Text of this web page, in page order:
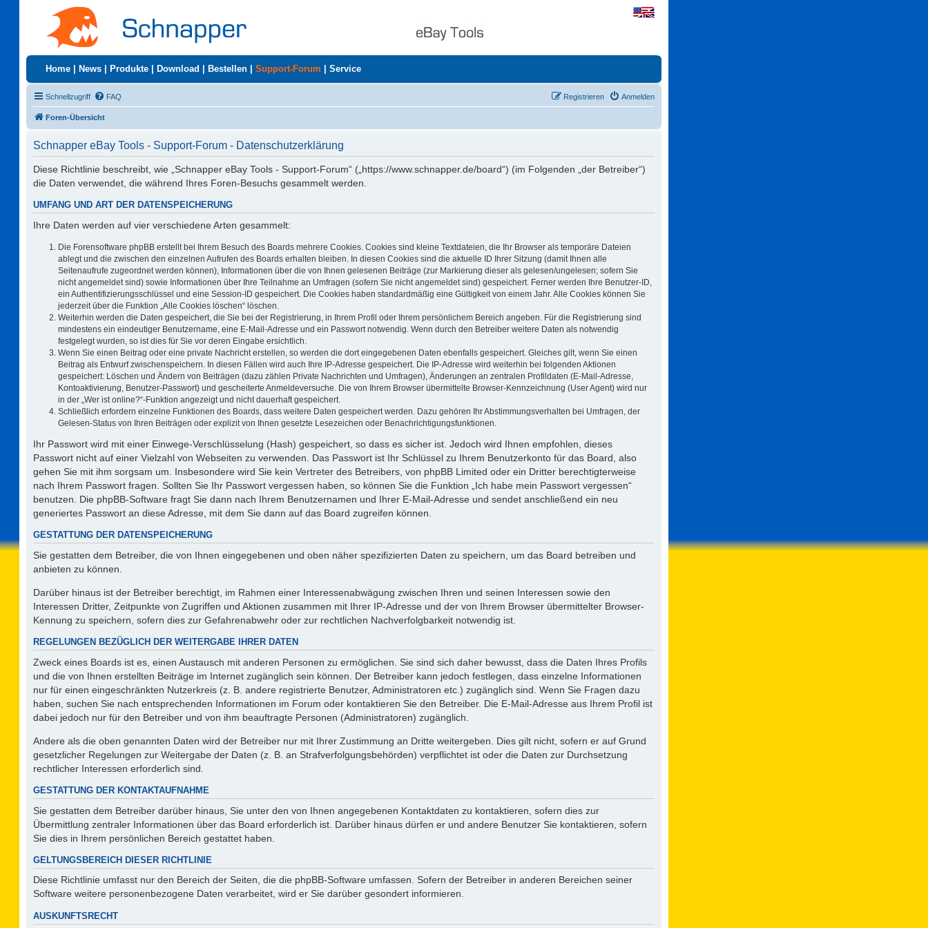
Home News Produkte Download Bestellen Support-Forum Service
Schnellzugriff FAQ Anmelden
Registrieren
Foren-Übersicht
Schnapper eBay Tools - Support-Forum - Datenschutzerklärung
Diese Richtlinie beschreibt, wie „Schnapper eBay Tools - Support-Forum“ („https://www.schnapper.de/board“) (im Folgenden „der Betreiber“)
die Daten verwendet, die während Ihres Foren-Besuchs gesammelt werden.
UMFANG UND ART DER DATENSPEICHERUNG
Ihre Daten werden auf vier verschiedene Arten gesammelt:
Die Forensoftware phpBB erstellt bei Ihrem Besuch des Boards mehrere Cookies. Cookies sind kleine Textdateien, die Ihr Browser als temporäre Dateien
ablegt und die zwischen den einzelnen Aufrufen des Boards erhalten bleiben. In diesen Cookies sind die aktuelle ID Ihrer Sitzung (damit Ihnen alle
Seitenaufrufe zugeordnet werden können), Informationen über die von Ihnen gelesenen Beiträge (zur Markierung dieser als gelesen/ungelesen; sofern Sie
nicht angemeldet sind) sowie Informationen über Ihre Teilnahme an Umfragen (sofern Sie nicht angemeldet sind) gespeichert. Ferner werden Ihre Benutzer-ID,
ein Authentifizierungsschlüssel und eine Session-ID gespeichert. Die Cookies haben standardmäßig eine Gültigkeit von einem Jahr. Alle Cookies können Sie
jederzeit über die Funktion „Alle Cookies löschen“ löschen.
Weiterhin werden die Daten gespeichert, die Sie bei der Registrierung, in Ihrem Profil oder Ihrem persönlichem Bereich angeben. Für die Registrierung sind
mindestens ein eindeutiger Benutzername, eine E-Mail-Adresse und ein Passwort notwendig. Wenn durch den Betreiber weitere Daten als notwendig
festgelegt wurden, so ist dies für Sie vor deren Eingabe ersichtlich.
Wenn Sie einen Beitrag oder eine private Nachricht erstellen, so werden die dort eingegebenen Daten ebenfalls gespeichert. Gleiches gilt, wenn Sie einen
Beitrag als Entwurf zwischenspeichern. In diesen Fällen wird auch Ihre IP-Adresse gespeichert. Die IP-Adresse wird weiterhin bei folgenden Aktionen
gespeichert: Löschen und Ändern von Beiträgen (dazu zählen Private Nachrichten und Umfragen), Änderungen an zentralen Profildaten (E-Mail-Adresse,
Kontoaktivierung, Benutzer-Passwort) und gescheiterte Anmeldeversuche. Die von Ihrem Browser übermittelte Browser-Kennzeichnung (User Agent) wird nur
in der „Wer ist online?“-Funktion angezeigt und nicht dauerhaft gespeichert.
Schließlich erfordern einzelne Funktionen des Boards, dass weitere Daten gespeichert werden. Dazu gehören Ihr Abstimmungsverhalten bei Umfragen, der
Gelesen-Status von Ihren Beiträgen oder explizit von Ihnen gesetzte Lesezeichen oder Benachrichtigungsfunktionen.
Ihr Passwort wird mit einer Einwege-Verschlüsselung (Hash) gespeichert, so dass es sicher ist. Jedoch wird Ihnen empfohlen, dieses
Passwort nicht auf einer Vielzahl von Webseiten zu verwenden. Das Passwort ist Ihr Schlüssel zu Ihrem Benutzerkonto für das Board, also
gehen Sie mit ihm sorgsam um. Insbesondere wird Sie kein Vertreter des Betreibers, von phpBB Limited oder ein Dritter berechtigterweise
nach Ihrem Passwort fragen. Sollten Sie Ihr Passwort vergessen haben, so können Sie die Funktion „Ich habe mein Passwort vergessen“
benutzen. Die phpBB-Software fragt Sie dann nach Ihrem Benutzernamen und Ihrer E-Mail-Adresse und sendet anschließend ein neu
generiertes Passwort an diese Adresse, mit dem Sie dann auf das Board zugreifen können.
GESTATTUNG DER DATENSPEICHERUNG
Sie gestatten dem Betreiber, die von Ihnen eingegebenen und oben näher spezifizierten Daten zu speichern, um das Board betreiben und
anbieten zu können.
Darüber hinaus ist der Betreiber berechtigt, im Rahmen einer Interessenabwägung zwischen Ihren und seinen Interessen sowie den
Interessen Dritter, Zeitpunkte von Zugriffen und Aktionen zusammen mit Ihrer IP-Adresse und der von Ihrem Browser übermittelter Browser-
Kennung zu speichern, sofern dies zur Gefahrenabwehr oder zur rechtlichen Nachverfolgbarkeit notwendig ist.
REGELUNGEN BEZÜGLICH DER WEITERGABE IHRER DATEN
Zweck eines Boards ist es, einen Austausch mit anderen Personen zu ermöglichen. Sie sind sich daher bewusst, dass die Daten Ihres Profils
und die von Ihnen erstellten Beiträge im Internet zugänglich sein können. Der Betreiber kann jedoch festlegen, dass einzelne Informationen
nur für einen eingeschränkten Nutzerkreis (z. B. andere registrierte Benutzer, Administratoren etc.) zugänglich sind. Wenn Sie Fragen dazu
haben, suchen Sie nach entsprechenden Informationen im Forum oder kontaktieren Sie den Betreiber. Die E-Mail-Adresse aus Ihrem Profil ist
dabei jedoch nur für den Betreiber und von ihm beauftragte Personen (Administratoren) zugänglich.
Andere als die oben genannten Daten wird der Betreiber nur mit Ihrer Zustimmung an Dritte weitergeben. Dies gilt nicht, sofern er auf Grund
gesetzlicher Regelungen zur Weitergabe der Daten (z. B. an Strafverfolgungsbehörden) verpflichtet ist oder die Daten zur Durchsetzung
rechtlicher Interessen erforderlich sind.
GESTATTUNG DER KONTAKTAUFNAHME
Sie gestatten dem Betreiber darüber hinaus, Sie unter den von Ihnen angegebenen Kontaktdaten zu kontaktieren, sofern dies zur
Übermittlung zentraler Informationen über das Board erforderlich ist. Darüber hinaus dürfen er und andere Benutzer Sie kontaktieren, sofern
Sie dies in Ihrem persönlichen Bereich gestattet haben.
GELTUNGSBEREICH DIESER RICHTLINIE
Diese Richtlinie umfasst nur den Bereich der Seiten, die die phpBB-Software umfassen. Sofern der Betreiber in anderen Bereichen seiner
Software weitere personenbezogene Daten verarbeitet, wird er Sie darüber gesondert informieren.
AUSKUNFTSRECHT